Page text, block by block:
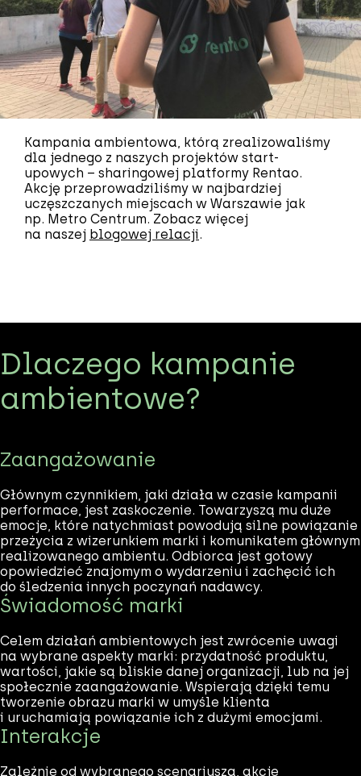
Kampania ambientowa, którą zrealizowaliśmy
dla jednego z naszych projektów start-
upowych – sharingowej platformy Rentao.
Akcję przeprowadziliśmy w najbardziej
uczęszczanych miejscach w Warszawie jak
np. Metro Centrum. Zobacz więcej
na naszej blogowej relacji.
Dlaczego kampanie
ambientowe?
Zaangażowanie
Głównym czynnikiem, jaki działa w czasie kampanii
performace, jest zaskoczenie. Towarzyszą mu duże
emocje, które natychmiast powodują silne powiązanie
przeżycia z wizerunkiem marki i komunikatem głównym
realizowanego ambientu. Odbiorca jest gotowy
opowiedzieć znajomym o wydarzeniu i zachęcić ich
do śledzenia innych poczynań nadawcy.
Świadomość marki
Celem działań ambientowych jest zwrócenie uwagi
na wybrane aspekty marki: przydatność produktu,
wartości, jakie są bliskie danej organizacji, lub na jej
społecznie zaangażowanie. Wspierają dzięki temu
tworzenie obrazu marki w umyśle klienta
i uruchamiają powiązanie ich z dużymi emocjami.
Interakcje
Zależnie od wybranego scenariusza, akcje